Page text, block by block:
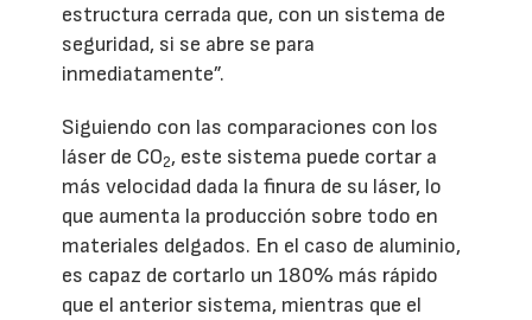
estructura cerrada que, con un sistema de
seguridad, si se abre se para
inmediatamente”.
Siguiendo con las comparaciones con los
láser de CO2, este sistema puede cortar a
más velocidad dada la finura de su láser, lo
que aumenta la producción sobre todo en
materiales delgados. En el caso de aluminio,
es capaz de cortarlo un 180% más rápido
que el anterior sistema, mientras que el